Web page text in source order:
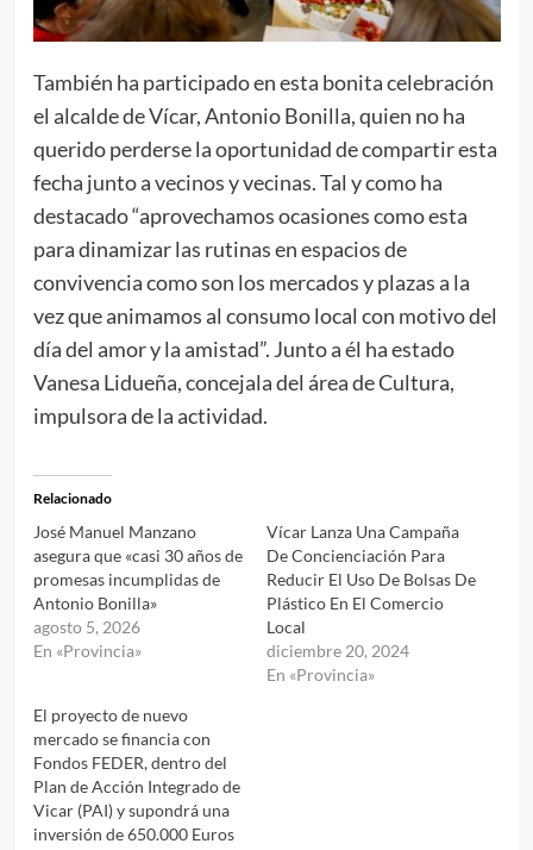
También ha participado en esta bonita celebración
el alcalde de Vícar, Antonio Bonilla, quien no ha
querido perderse la oportunidad de compartir esta
fecha junto a vecinos y vecinas. Tal y como ha
destacado “aprovechamos ocasiones como esta
para dinamizar las rutinas en espacios de
convivencia como son los mercados y plazas a la
vez que animamos al consumo local con motivo del
día del amor y la amistad”. Junto a él ha estado
Vanesa Lidueña, concejala del área de Cultura,
impulsora de la actividad.
Relacionado
José Manuel Manzano
asegura que «casi 30 años de
promesas incumplidas de
Antonio Bonilla»
agosto 5, 2026
En «Provincia»
Vícar Lanza Una Campaña
De Concienciación Para
Reducir El Uso De Bolsas De
Plástico En El Comercio
Local
diciembre 20, 2024
En «Provincia»
El proyecto de nuevo
mercado se financia con
Fondos FEDER, dentro del
Plan de Acción Integrado de
Vicar (PAI) y supondrá una
inversión de 650.000 Euros